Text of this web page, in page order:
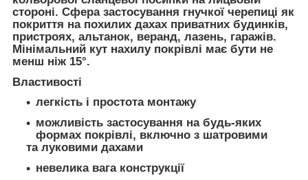
стороні. Сфера застосування гнучкої черепиці як
покриття на похилих дахах приватних будинків,
пристроях, альтанок, веранд, лазень, гаражів.
Мінімальний кут нахилу покрівлі має бути не
менш ніж 15°.
Властивості
легкість і простота монтажу
можливість застосування на будь-яких
формах покрівлі, включно з шатровими
та луковими дахами
невелика вага конструкції